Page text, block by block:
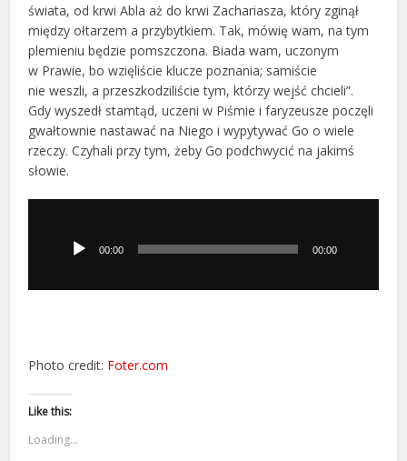
świata, od krwi Abla aż do krwi Zachariasza, który zginął
między ołtarzem a przybytkiem. Tak, mówię wam, na tym
plemieniu będzie pomszczona. Biada wam, uczonym
w Prawie, bo wzięliście klucze poznania; samiście
nie weszli, a przeszkodziliście tym, którzy wejść chcieli”.
Gdy wyszedł stamtąd, uczeni w Piśmie i faryzeusze poczęli
gwałtownie nastawać na Niego i wypytywać Go o wiele
rzeczy. Czyhali przy tym, żeby Go podchwycić na jakimś
słowie.
dźwiękowych00:00 00:00
Photo credit: Foter.com
Like this:
Loading...